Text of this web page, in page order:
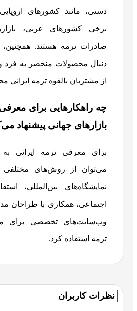
دستی، مانند کشورهای
برخی کشورهای عربی،
صادرات ترمه هستند.
دنبال محصولات منحصر به فرد
از مشتریان بالقوه ترمه
چه راهکارهایی برای معرفی
بازارهای جهانی پیشنهاد
برای معرفی ترمه ایرانی به
می‌توان از روش‌های مختلفی
نمایشگاه‌های بین‌المللی،
اجتماعی، همکاری با طراحان مد
وب‌سایت‌های تخصصی برای
ترمه استفاده کرد.
نظرات کاربران